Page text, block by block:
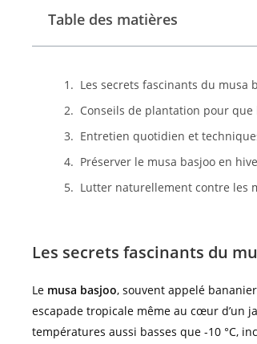
Table des matières
Les secrets fascinants du
Conseils de plantation pour que
Entretien quotidien et
Préserver le musa basjoo en
Lutter naturellement contre les
Les secrets fascinants du
Le musa basjoo, souvent appelé
escapade tropicale même au cœur d’un
températures aussi basses que -10 °C,